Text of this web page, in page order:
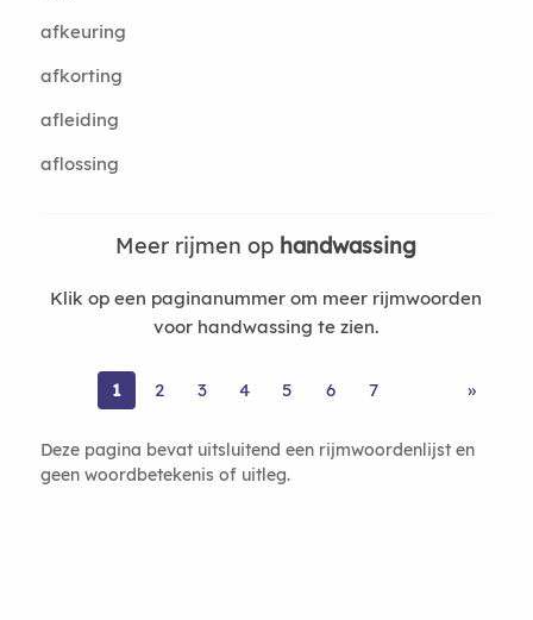
afkeuring
afkorting
afleiding
aflossing
Meer rijmen op handwassing
Klik op een paginanummer om meer rijmwoorden
voor handwassing te zien.
1 2 3 4 5 6 7 »
Deze pagina bevat uitsluitend een rijmwoordenlijst en
geen woordbetekenis of uitleg.